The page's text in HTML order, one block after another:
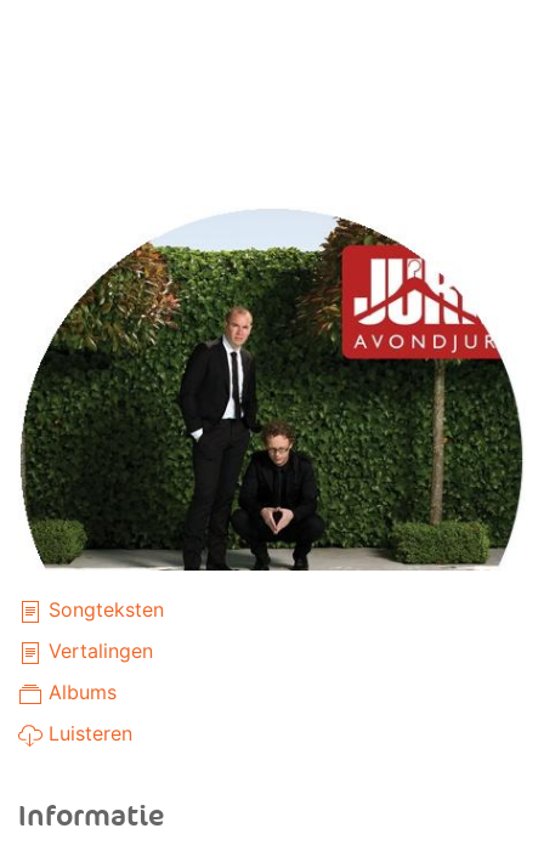
Songteksten
Vertalingen
Albums
Luisteren
Informatie